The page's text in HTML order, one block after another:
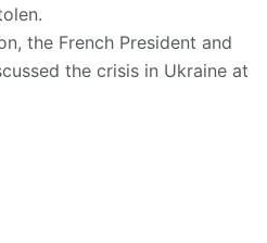
the French President and
the crisis in Ukraine at